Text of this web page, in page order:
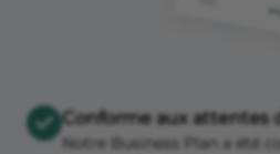
Conforme aux attentes
Notre Business Plan a été